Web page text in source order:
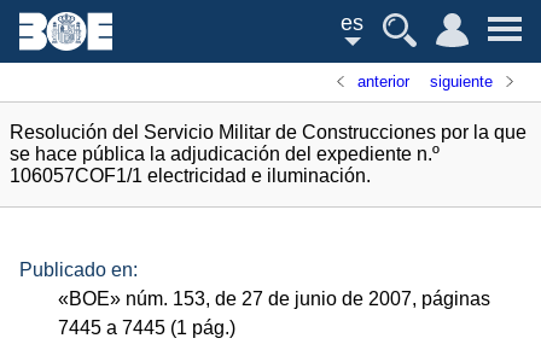
es
anterior siguiente
Resolución del Servicio Militar de Construcciones por la que
se hace pública la adjudicación del expediente n.º
106057COF1/1 electricidad e iluminación.
Publicado en:
«BOE» núm. 153, de 27 de junio de 2007, páginas
7445 a 7445 (1 pág.)